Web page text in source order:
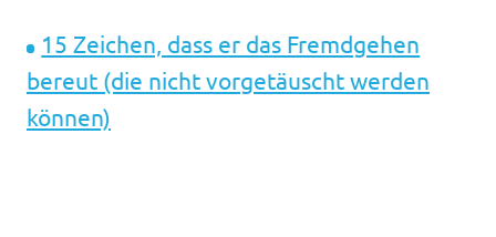
15 Zeichen, dass er das Fremdgehen
bereut (die nicht vorgetäuscht werden
können)